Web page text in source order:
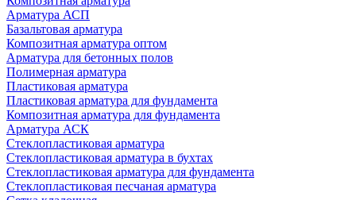
Арматура АСП
Базальтовая арматура
Композитная арматура оптом
Арматура для бетонных полов
Полимерная арматура
Пластиковая арматура
Пластиковая арматура для фундамента
Композитная арматура для фундамента
Арматура АСК
Cтеклопластиковая арматура
Стеклопластиковая арматура в бухтах
Стеклопластиковая арматура для фундамента
Стеклопластиковая песчаная арматура